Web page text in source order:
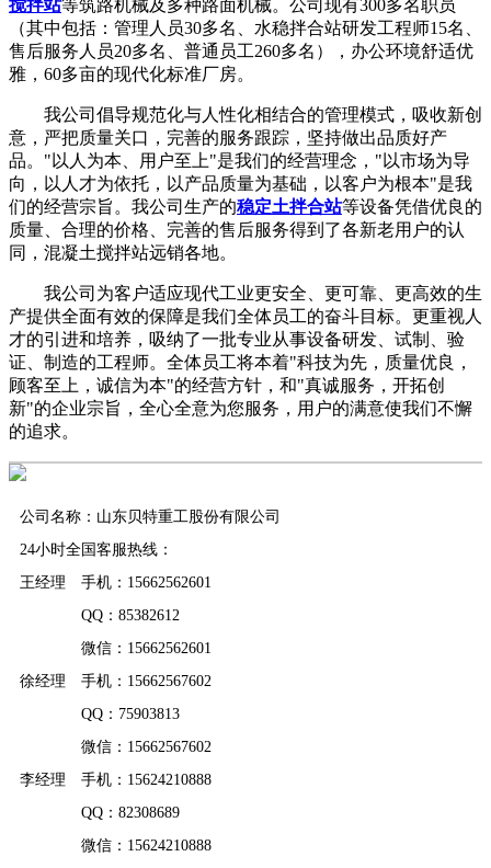
搅拌站等筑路机械及多种路面机械。公司现有300多名职员
（其中包括：管理人员30多名、水稳拌合站研发工程师15名、
售后服务人员20多名、普通员工260多名），办公环境舒适优
雅，60多亩的现代化标准厂房。
我公司倡导规范化与人性化相结合的管理模式，吸收新创
意，严把质量关口，完善的服务跟踪，坚持做出品质好产
品。"以人为本、用户至上"是我们的经营理念，"以市场为导
向，以人才为依托，以产品质量为基础，以客户为根本"是我
们的经营宗旨。我公司生产的稳定土拌合站等设备凭借优良的
质量、合理的价格、完善的售后服务得到了各新老用户的认
同，混凝土搅拌站远销各地。
我公司为客户适应现代工业更安全、更可靠、更高效的生
产提供全面有效的保障是我们全体员工的奋斗目标。更重视人
才的引进和培养，吸纳了一批专业从事设备研发、试制、验
证、制造的工程师。全体员工将本着"科技为先，质量优良，
顾客至上，诚信为本"的经营方针，和"真诚服务，开拓创
新"的企业宗旨，全心全意为您服务，用户的满意使我们不懈
的追求。
公司名称：山东贝特重工股份有限公司
24小时全国客服热线：
王经理 手机：15662562601
QQ：85382612
微信：15662562601
徐经理 手机：15662567602
QQ：75903813
微信：15662567602
李经理 手机：15624210888
QQ：82308689
微信：15624210888